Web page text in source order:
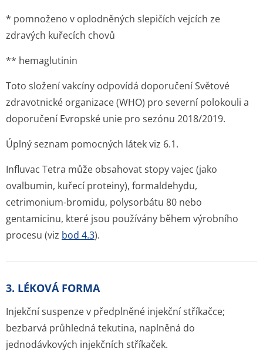
* pomnoženo v oplodněných slepičích vejcích ze
zdravých kuřecích chovů
** hemaglutinin
Toto složení vakcíny odpovídá doporučení Světové
zdravotnické organizace (WHO) pro severní polokouli a
doporučení Evropské unie pro sezónu 2018/2019.
Úplný seznam pomocných látek viz 6.1.
Influvac Tetra může obsahovat stopy vajec (jako
ovalbumin, kuřecí proteiny), formaldehydu,
cetrimonium-bromidu, polysorbátu 80 nebo
gentamicinu, které jsou používány během výrobního
procesu (viz bod 4.3).
3. LÉKOVÁ FORMA
Injekční suspenze v předplněné injekční stříkačce;
bezbarvá průhledná tekutina, naplněná do
jednodávkových injekčních stříkaček.